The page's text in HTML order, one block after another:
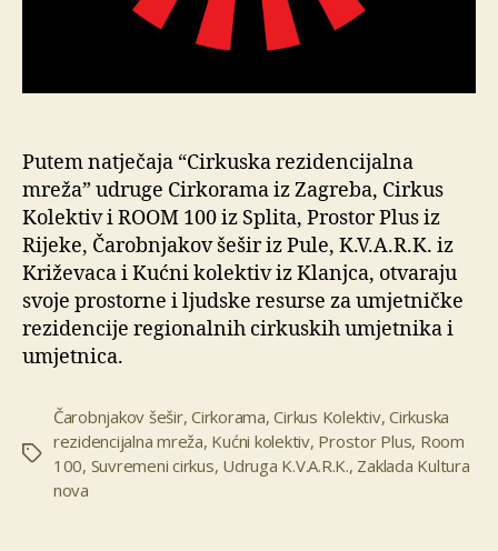
Putem natječaja “Cirkuska rezidencijalna
mreža” udruge Cirkorama iz Zagreba, Cirkus
Kolektiv i ROOM 100 iz Splita, Prostor Plus iz
Rijeke, Čarobnjakov šešir iz Pule, K.V.A.R.K. iz
Križevaca i Kućni kolektiv iz Klanjca, otvaraju
svoje prostorne i ljudske resurse za umjetničke
rezidencije regionalnih cirkuskih umjetnika i
umjetnica.
Oznake
Čarobnjakov šešir,Cirkorama,Cirkus Kolektiv,Cirkuska
rezidencijalna mreža, Kućni kolektiv, Prostor Plus, Room
100, Suvremeni cirkus, Udruga K.V.A.R.K., Zaklada Kultura
nova